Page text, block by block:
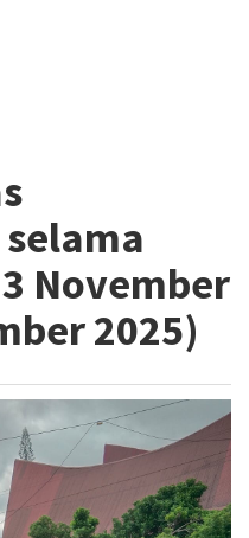
November
2025)